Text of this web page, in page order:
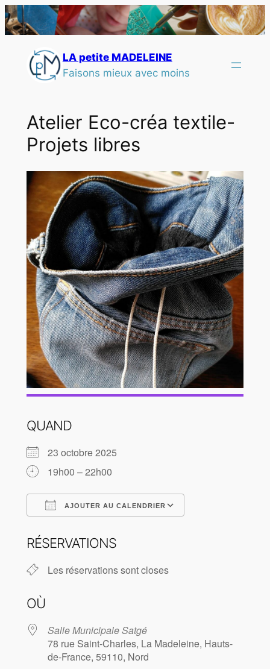
LA petite MADELEINE
Faisons mieux avec moins
Atelier Eco-créa textile-
Projets libres
QUAND
23 octobre 2025
19h00 – 22h00
AJOUTER AU CALENDRIER
RÉSERVATIONS
Les réservations sont closes
OÙ
Salle Municipale Satgé
78 rue Saint-Charles, La Madeleine, Hauts-
de-France, 59110, Nord